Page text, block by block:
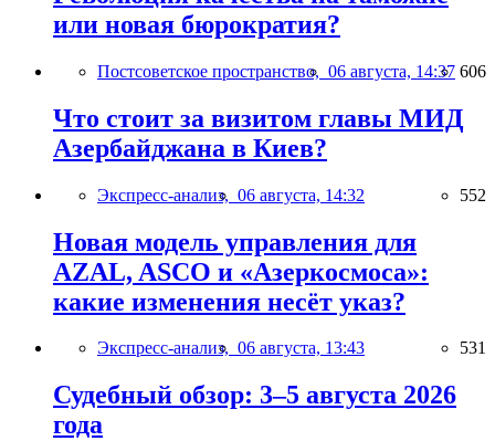
или новая бюрократия?
Постсоветское пространство, 06 августа, 14:37 606
Что стоит за визитом главы МИД
Азербайджана в Киев?
Экспресс-анализ, 06 августа, 14:32 552
Новая модель управления для
AZAL, ASCO и «Азеркосмоса»:
какие изменения несёт указ?
Экспресс-анализ, 06 августа, 13:43 531
Судебный обзор: 3–5 августа 2026
года